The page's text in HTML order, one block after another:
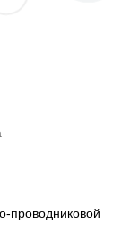
проводниковой